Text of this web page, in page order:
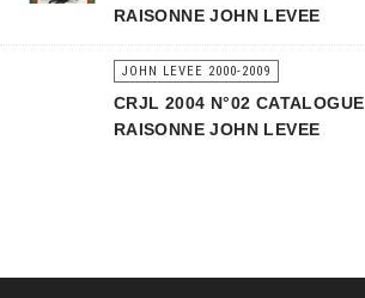
RAISONNE JOHN LEVEE
JOHN LEVEE 2000-2009
CRJL 2004 N°02 CATALOGUE
RAISONNE JOHN LEVEE